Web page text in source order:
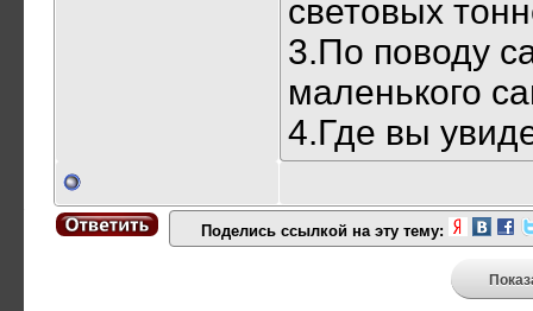
световых
3.По поводу
маленького
4.Где вы
Поделись ссылкой на эту тему: